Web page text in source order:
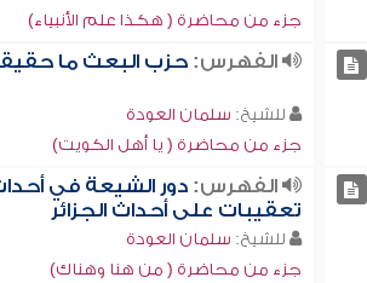
جزء من محاضرة ( هكذا علم الأنبياء)
الفهرس: حزب البعث ما
للشيخ: سلمان العودة
جزء من محاضرة ( يا أهل الكويت)
الفهرس: دور الشيعة في أحداث
تعقيبات على أحداث الجزائر
للشيخ: سلمان العودة
جزء من محاضرة ( من هنا وهناك)